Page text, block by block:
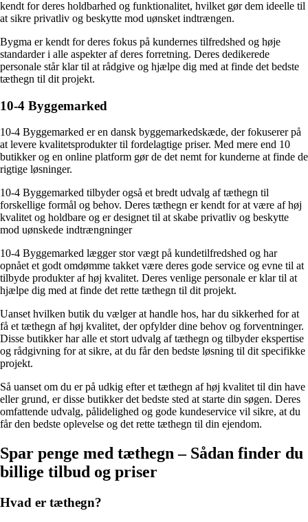
kendt for deres holdbarhed og funktionalitet, hvilket gør dem ideelle til
at sikre privatliv og beskytte mod uønsket indtrængen.
Bygma er kendt for deres fokus på kundernes tilfredshed og høje
standarder i alle aspekter af deres forretning. Deres dedikerede
personale står klar til at rådgive og hjælpe dig med at finde det bedste
tæthegn til dit projekt.
10-4 Byggemarked
10-4 Byggemarked er en dansk byggemarkedskæde, der fokuserer på
at levere kvalitetsprodukter til fordelagtige priser. Med mere end 10
butikker og en online platform gør de det nemt for kunderne at finde de
rigtige løsninger.
10-4 Byggemarked tilbyder også et bredt udvalg af tæthegn til
forskellige formål og behov. Deres tæthegn er kendt for at være af høj
kvalitet og holdbare og er designet til at skabe privatliv og beskytte
mod uønskede indtrængninger
10-4 Byggemarked lægger stor vægt på kundetilfredshed og har
opnået et godt omdømme takket være deres gode service og evne til at
tilbyde produkter af høj kvalitet. Deres venlige personale er klar til at
hjælpe dig med at finde det rette tæthegn til dit projekt.
Uanset hvilken butik du vælger at handle hos, har du sikkerhed for at
få et tæthegn af høj kvalitet, der opfylder dine behov og forventninger.
Disse butikker har alle et stort udvalg af tæthegn og tilbyder ekspertise
og rådgivning for at sikre, at du får den bedste løsning til dit specifikke
projekt.
Så uanset om du er på udkig efter et tæthegn af høj kvalitet til din have
eller grund, er disse butikker det bedste sted at starte din søgen. Deres
omfattende udvalg, pålidelighed og gode kundeservice vil sikre, at du
får den bedste oplevelse og det rette tæthegn til din ejendom.
Spar penge med tæthegn – Sådan finder du
billige tilbud og priser
Hvad er tæthegn?